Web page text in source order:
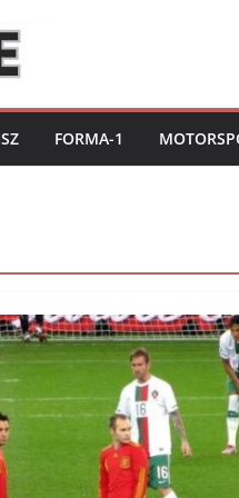
FORMA-1